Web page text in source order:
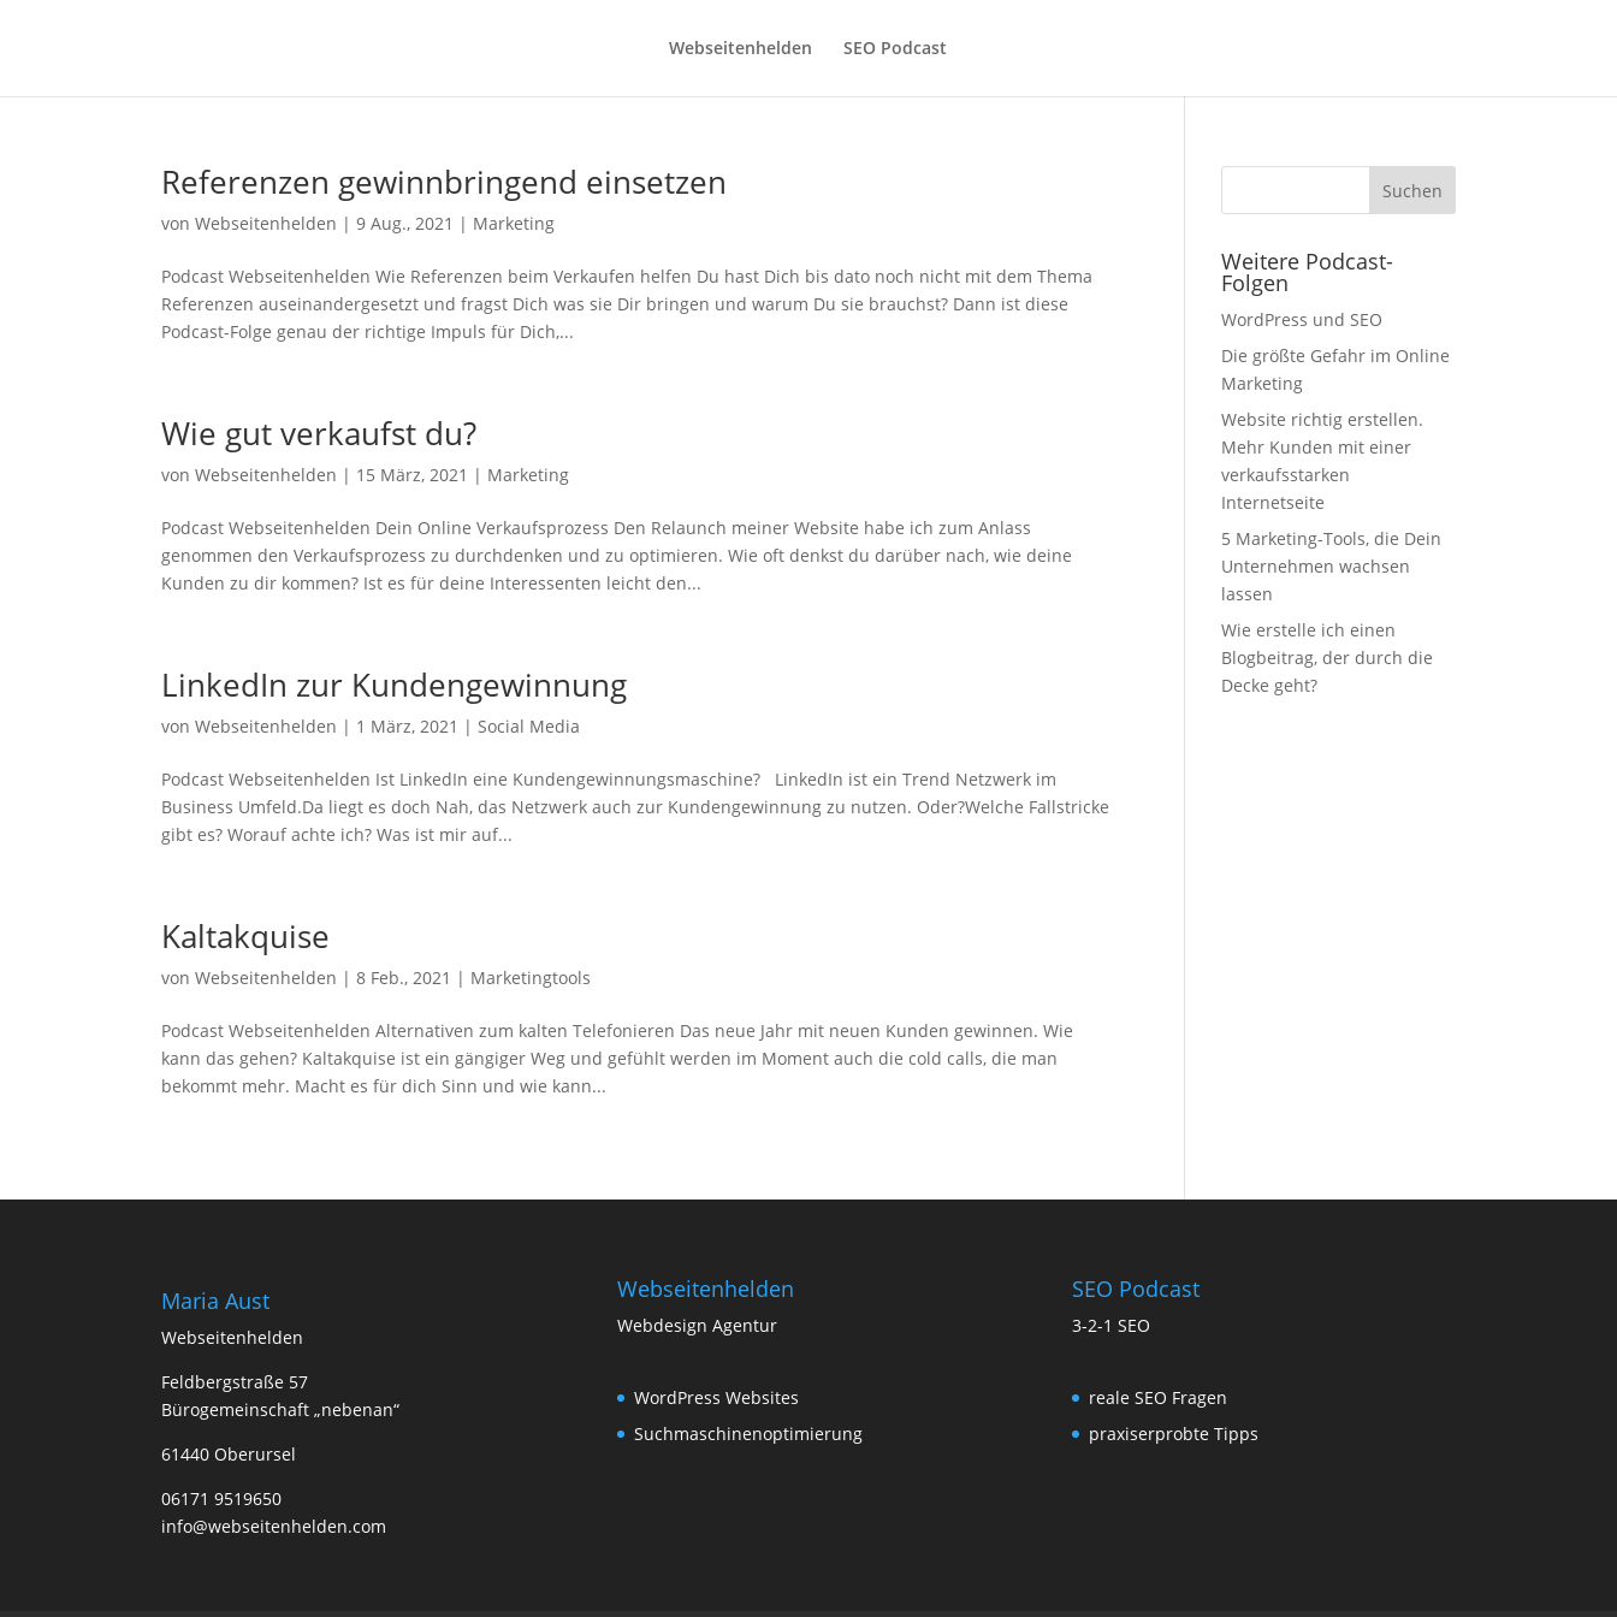
Webseitenhelden SEO Podcast
Referenzen gewinnbringend einsetzen
vonWebseitenhelden |9 Aug., 2021 | Marketing
Podcast Webseitenhelden Wie Referenzen beim Verkaufen helfen Du hast Dich bis dato noch nicht mit dem Thema
Referenzen auseinandergesetzt und fragst Dich was sie Dir bringen und warum Du sie brauchst? Dann ist diese
Podcast-Folge genau der richtige Impuls für Dich,...
Wie gut verkaufst du?
vonWebseitenhelden | 15 März, 2021 | Marketing
Podcast Webseitenhelden Dein Online Verkaufsprozess Den Relaunch meiner Website habe ich zum Anlass
genommen den Verkaufsprozess zu durchdenken und zu optimieren. Wie oft denkst du darüber nach, wie deine
Kunden zu dir kommen? Ist es für deine Interessenten leicht den...
LinkedIn zur Kundengewinnung
vonWebseitenhelden | 1 März, 2021 |Social Media
Podcast Webseitenhelden Ist LinkedIn eine Kundengewinnungsmaschine? LinkedIn ist ein Trend Netzwerk im
Business Umfeld.Da liegt es doch Nah, das Netzwerk auch zur Kundengewinnung zu nutzen. Oder?Welche Fallstricke
gibt es? Worauf achte ich? Was ist mir auf...
Kaltakquise
vonWebseitenhelden |8 Feb., 2021 | Marketingtools
Podcast Webseitenhelden Alternativen zum kalten Telefonieren Das neue Jahr mit neuen Kunden gewinnen. Wie
kann das gehen? Kaltakquise ist ein gängiger Weg und gefühlt werden im Moment auch die cold calls, die man
bekommt mehr. Macht es für dich Sinn und wie kann...
Weitere Podcast-
Folgen
WordPress und SEO
Die größte Gefahr im Online
Marketing
Website richtig erstellen.
Mehr Kunden mit einer
verkaufsstarken
Internetseite
5 Marketing-Tools, die Dein
Unternehmen wachsen
lassen
Wie erstelle ich einen
Blogbeitrag, der durch die
Decke geht?
Maria Aust
Webseitenhelden
Feldbergstraße 57
Bürogemeinschaft „nebenan“
61440 Oberursel
06171 9519650
info@webseitenhelden.com
Webseitenhelden
Webdesign Agentur
WordPress Websites
Suchmaschinenoptimierung
SEO Podcast
3-2-1 SEO
reale SEO Fragen
praxiserprobte Tipps